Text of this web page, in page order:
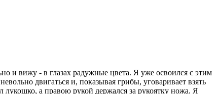
и вижу - в глазах радужные цвета. Я уже освоился с этим
двигаться и, показывая грибы, уговаривает взять
а правою рукой держался за рукоятку ножа. Я